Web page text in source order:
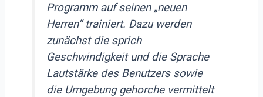
Programm auf seinen „neuen
Herren“ trainiert. Dazu werden
zunächst die sprich
Geschwindigkeit und die Sprache
Lautstärke des Benutzers sowie
die Umgebung gehorche vermittelt